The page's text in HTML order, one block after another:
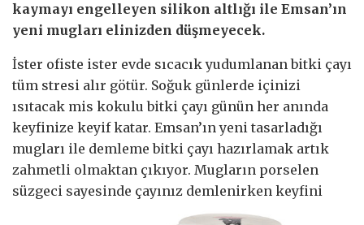
kaymayı engelleyen silikon altlığı ile Emsan’ın
yeni mugları elinizden düşmeyecek.
İster ofiste ister evde sıcacık yudumlanan bitki çayı
tüm stresi alır götür. Soğuk günlerde içinizi
ısıtacak mis kokulu bitki çayı günün her anında
keyfinize keyif katar. Emsan’ın yeni tasarladığı
mugları ile demleme bitki çayı hazırlamak artık
zahmetli olmaktan çıkıyor. Mugların porselen
süzgeci sayesinde çayınız demlenirken keyfini